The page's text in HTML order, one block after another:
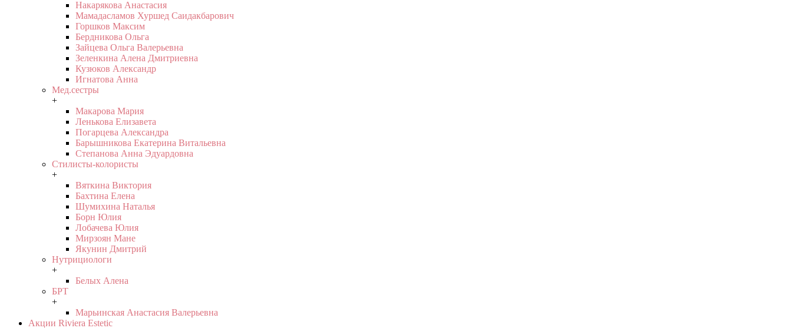
Накарякова Анастасия
Мамадасламов Хуршед Саидакбарович
Горшков Максим
Бердникова Ольга
Зайцева Ольга Валерьевна
Зеленкина Алена Дмитриевна
Кузюков Александр
Игнатова Анна
Мед.сестры
+
Макарова Мария
Ленькова Елизавета
Погарцева Александра
Барышникова Екатерина Витальевна
Степанова Анна Эдуардовна
Стилисты-колористы
+
Вяткина Виктория
Бахтина Елена
Шумихина Наталья
Борн Юлия
Лобачева Юлия
Мирзоян Мане
Якунин Дмитрий
Нутрициологи
+
Белых Алена
БРТ
+
Марьинская Анастасия Валерьевна
Акции Riviera Estetic